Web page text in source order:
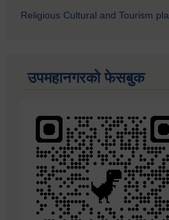
Religious Cultural and Tourism
उपमहानगरको फेसबुक